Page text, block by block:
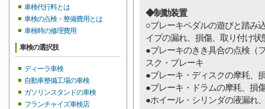
車検代行料とは
車検の点検・整備費用とは
車検時の修理費用
車検の選択肢
ディーラ車検
自動車整備工場の車検
ガソリンスタンドの車検
フランチャイズ車検店
◆制動装置
○ブレーキペダルの遊びと踏み
イプの漏れ、損傷、取り付け
●ブレーキのきき具合の点検
スク・ブレーキ
●ブレーキ・ディスクの摩耗、
●ブレーキ・ドラムの摩耗、
●ホイール・シリンダの液漏